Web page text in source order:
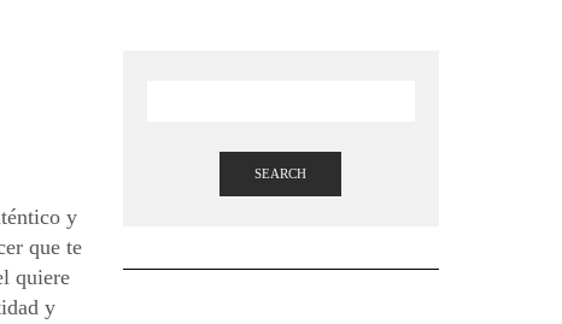
y
que te
quiere
y
SEARCH